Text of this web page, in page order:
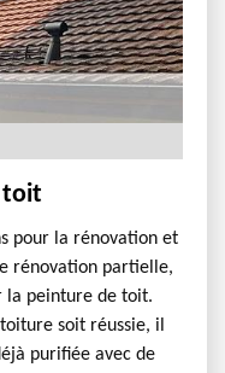
toit
pour la rénovation et
rénovation partielle,
la peinture de toit.
soit réussie, il
purifiée avec de